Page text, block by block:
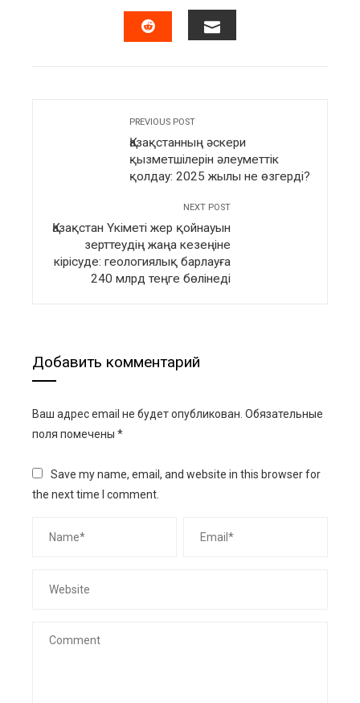
FACEBOOKTWITTERLINKEDIN
PREVIOUS POST
Қазақстанның әскери
қызметшілерін әлеуметтік
қолдау: 2025 жылы не өзгерді?
NEXT POST
Қазақстан Үкіметі жер қойнауын
зерттеудің жаңа кезеңіне
кірісуде: геологиялық барлауға
240 млрд теңге бөлінеді
Добавить комментарий
Ваш адрес email не будет опубликован. Обязательные
поля помечены *
Save my name, email, and website in this browser for
the next time I comment.